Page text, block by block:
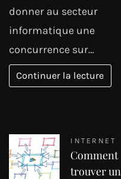
donner au secteur
informatique une
concurrence sur…
Continuer la lecture
INTERNET
Comment
trouver un